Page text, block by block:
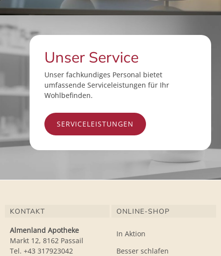
Unser Service
Unser fachkundiges Personal bietet
umfassende Serviceleistungen für Ihr
Wohlbefinden.
SERVICELEISTUNGEN
KONTAKT
Almenland Apotheke
Markt 12, 8162 Passail
Tel. +43 317923042
ONLINE-SHOP
In Aktion
Besser schlafen